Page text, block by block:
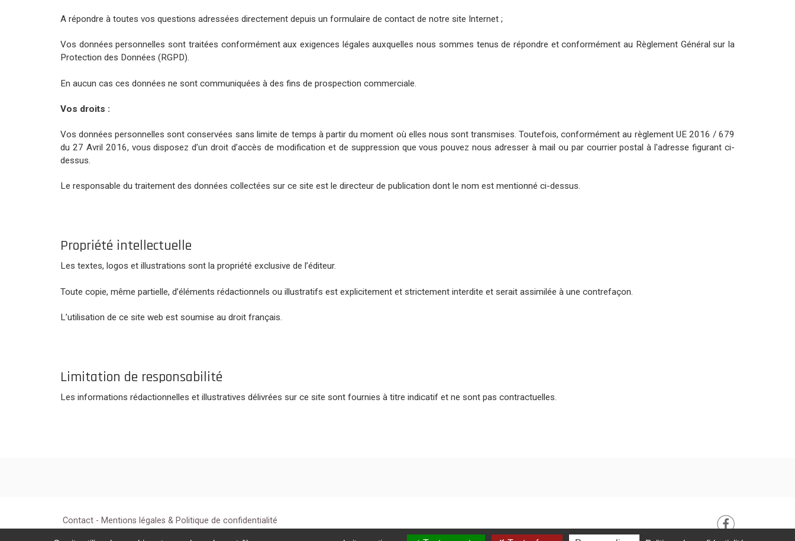
A répondre à toutes vos questions adressées directement depuis un formulaire de contact de notre site Internet ;
Vos données personnelles sont traitées conformément aux exigences légales auxquelles nous sommes tenus de répondre et conformément au Règlement Général sur la
Protection des Données (RGPD).
En aucun cas ces données ne sont communiquées à des fins de prospection commerciale.
Vos droits :
Vos données personnelles sont conservées sans limite de temps à partir du moment où elles nous sont transmises. Toutefois, conformément au règlement UE 2016 / 679
du 27 Avril 2016, vous disposez d’un droit d’accès de modification et de suppression que vous pouvez nous adresser à mail ou par courrier postal à l'adresse figurant ci-
dessus.
Le responsable du traitement des données collectées sur ce site est le directeur de publication dont le nom est mentionné ci-dessus.
Propriété intellectuelle
Les textes, logos et illustrations sont la propriété exclusive de l’éditeur.
Toute copie, même partielle, d’éléments rédactionnels ou illustratifs est explicitement et strictement interdite et serait assimilée à une contrefaçon.
L’utilisation de ce site web est soumise au droit français.
Limitation de responsabilité
Les informations rédactionnelles et illustratives délivrées sur ce site sont fournies à titre indicatif et ne sont pas contractuelles.
Contact - Mentions légales & Politique de confidentialité